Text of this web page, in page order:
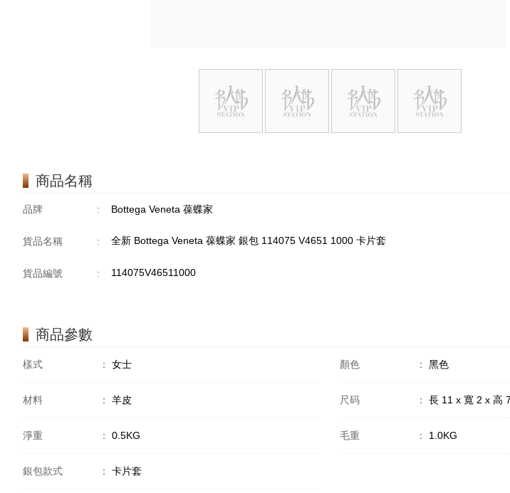
商品名稱
品牌 : Bottega Veneta 葆蝶家
貨品名稱 : 全新 Bottega Veneta 葆蝶家 銀包 114075 V4651 1000 卡片套
貨品編號 : 114075V46511000
商品參數
樣式 ： 女士 顏色 ： 黑色
材料 ： 羊皮 尺码 ： 長 11 x 寬 2 x 高
淨重 ： 0.5KG 毛重 ： 1.0KG
銀包款式 ： 卡片套